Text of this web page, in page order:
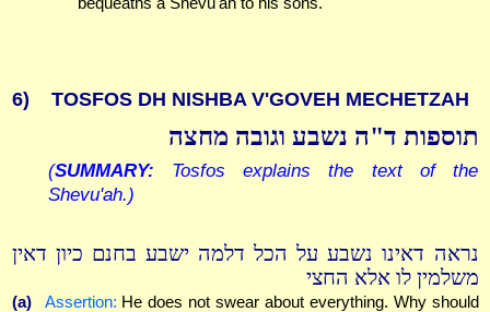
6) TOSFOS DH NISHBA V'GOVEH MECHETZAH
תוספות ד"ה נשבע וגובה מחצה
(SUMMARY: Tosfos explains the text of the
Shevu'ah.)
נראה דאינו נשבע על הכל דלמה ישבע בחנם כיון דאין
משלמין לו אלא החצי
(a) Assertion: He does not swear about everything. Why should